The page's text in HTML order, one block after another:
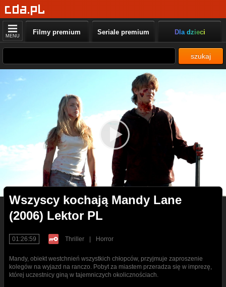
MENU Filmy premium Seriale premium Dla dzieci
szukaj
Wszyscy kochają Mandy Lane
(2006) Lektor PL
01:26:59 Thriller Horror
Mandy, obiekt westchnień wszystkich chłopców, przyjmuje zaproszenie
kolegów na wyjazd na ranczo. Pobyt za miastem przeradza się w imprezę,
której uczestnicy giną w tajemniczych okolicznościach.